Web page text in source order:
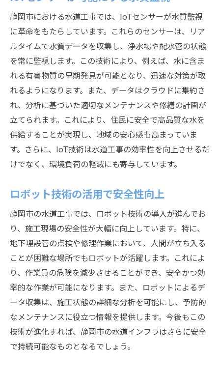
未来を見据えた教育と訓練
行政と民間の連携強化
持続可能な発展のための国際協力
静岡市における水道工事では、IoTセンサーが水質監視
に革命をもたらしています。これらのセンサーは、リア
ルタイムで水質データを収集し、浄水場や配水管の状態
を常に監視します。この技術により、例えば、水に含ま
れる有害物質の早期発見が可能となり、迅速な対策が取
れるようになります。また、データはクラウドに集約さ
れ、分析に基づいた適切なメンテナンスや修繕の計画が
立てられます。これにより、住民に安全で高品質な水を
供給することが実現し、地域の安心感も高まっていま
す。さらに、IoT技術は水道工事の効率性を向上させるだ
けでなく、環境負荷の軽減にも寄与しています。
ロボット技術の活用で安全性向上
静岡市の水道工事では、ロボット技術の導入が進んでお
り、施工現場の安全性が大幅に向上しています。特に、
地下埋設管の点検や修理作業において、人間が立ち入る
ことが困難な場所でもロボットが活躍します。これによ
り、作業員の危険を減少させることができ、安全かつ効
率的な作業が可能になります。また、ロボットによるデ
ータ収集は、施工状態の詳細な分析を可能にし、予防的
なメンテナンスに役立つ情報を提供します。今後もこの
技術が進化すれば、静岡市の水道インフラはさらに安全
で持続可能なものとなるでしょう。